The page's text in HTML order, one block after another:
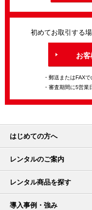
初めてお取引する
お
・郵送またはFAX
・審査期間に5営業
はじめての方へ
レンタルのご案内
レンタル商品を探す
導入事例・強み